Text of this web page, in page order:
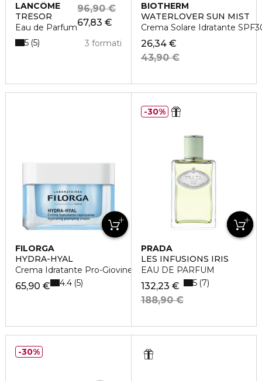
LANCÔME
TRÉSOR
Eau de Parfum67,83 €
96,90 €
3 formati
5 5
BIOTHERM
WATERLOVER SUN MIST
Crema Solare Idratante
26,34 €
43,90 €
FILORGA
HYDRA-HYAL
Crema Idratante Pro-Giovinezza
65,90 € 4.4 5
PRADA
LES INFUSIONS IRIS
EAU DE PARFUM
132,23 €
188,90 €
5 7
30%
30%